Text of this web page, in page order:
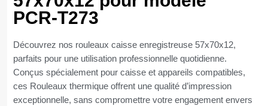
PCR-T273
Découvrez nos rouleaux caisse enregistreuse 57x70x12,
parfaits pour une utilisation professionnelle quotidienne.
Conçus spécialement pour caisse et appareils compatibles,
ces Rouleaux thermique offrent une qualité d’impression
exceptionnelle, sans compromettre votre engagement envers